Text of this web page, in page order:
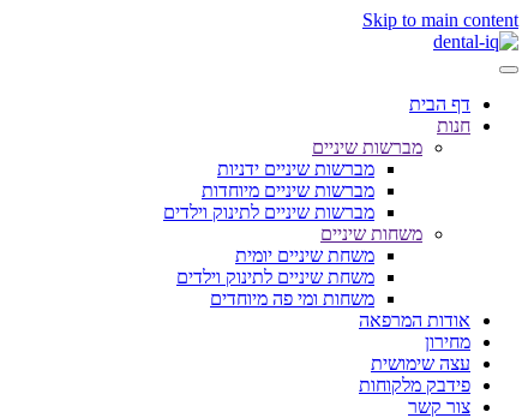
Skip to main content
דף הבית
חנות
מברשות שיניים
מברשות שיניים ידניות
מברשות שיניים מיוחדות
מברשות שיניים לתינוק וילדים
משחות שיניים
משחת שיניים יומית
משחת שיניים לתינוק וילדים
משחות ומי פה מיוחדים
אודות המרפאה
מחירון
עצה שימושית
פידבק מלקוחות
צור קשר